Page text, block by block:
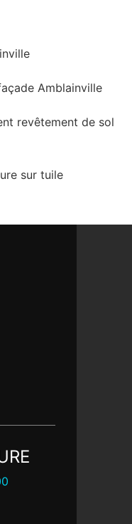
Amblainville
revêtement de sol
sur tuile